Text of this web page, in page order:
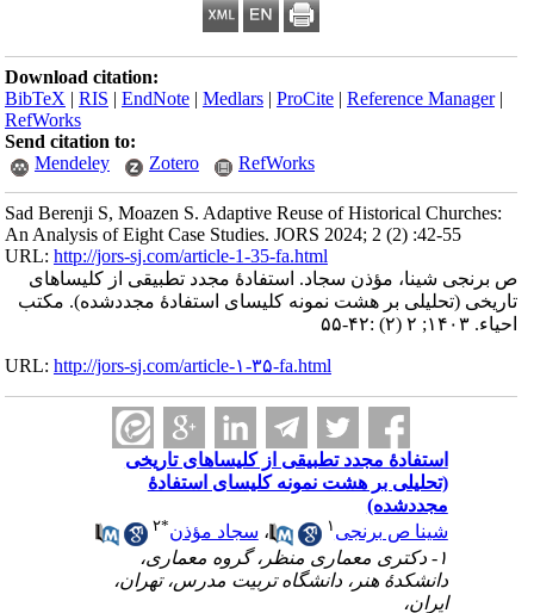
Download citation:
BibTeX|RIS|EndNote| Medlars| ProCite|Reference
RefWorks
Send citation to:
Mendeley
Zotero RefWorks
Sad Berenji S, Moazen S. Adaptive Reuse of Historical
An Analysis of Eight Case Studies. JORS 2024; 2 (2) :42-55
URL:http://jors-sj.com/article-1-35-fa.html
شینا، مؤذن سجاد. استفادۀ مجدد تطبیقی از کلیساهای
(تحلیلی بر هشت نمونه کلیسای استفادۀ مجدد‌شده). مکتب
URL:http://jors-sj.com/article-۱-۳۵-fa.html
استفادۀ مجدد تطبیقی از کلیساهای تاریخی
(تحلیلی بر هشت نمونه کلیسای استفادۀ
مجدد‌شده)
شینا ص برنجی
،سجاد مؤذن*۲
۱- دکتری معماری منظر، گروه معماری،
دانشکدۀ هنر، دانشگاه تربیت مدرس، تهران،